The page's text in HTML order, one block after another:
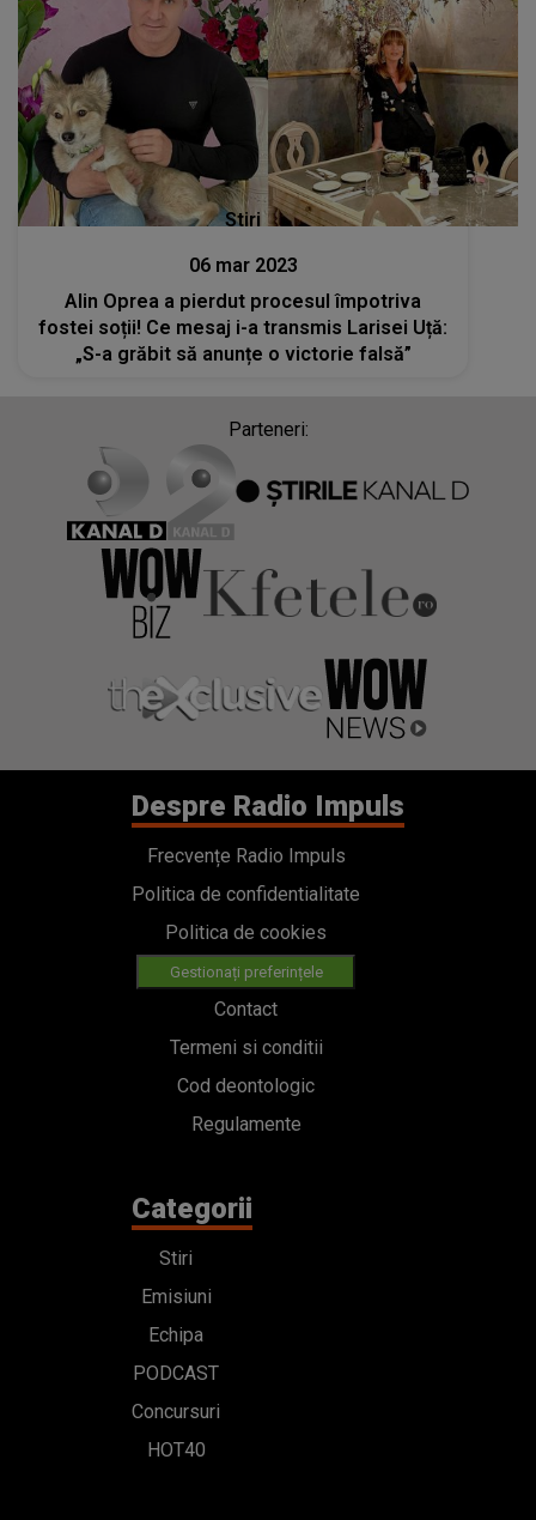
Stiri
06 mar 2023
Alin Oprea a pierdut procesul împotriva
fostei soții! Ce mesaj i-a transmis Larisei Uță:
„S-a grăbit să anunțe o victorie falsă”
Parteneri:
Despre Radio Impuls
Frecvențe Radio Impuls
Politica de confidentialitate
Politica de cookies
Gestionați preferințele
Contact
Termeni si conditii
Cod deontologic
Regulamente
Categorii
Stiri
Emisiuni
Echipa
PODCAST
Concursuri
HOT40